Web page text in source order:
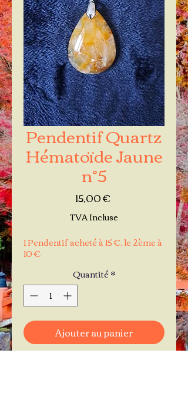
Pendentif Quartz
Hématoïde Jaune
n°5
15,00 €Prix
TVA Incluse
1 Pendentif acheté à 15 €, le 2ème à
10 €
Quantité*
Ajouter au panier